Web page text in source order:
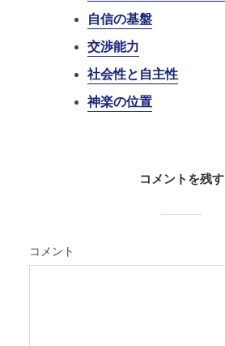
自信の基盤
交渉能力
社会性と自主性
神楽の位置
コメントを残す
コメント